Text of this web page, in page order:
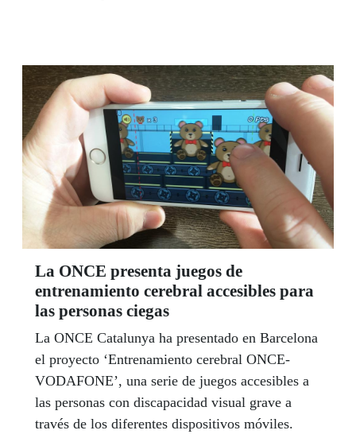
La ONCE presenta juegos de
entrenamiento cerebral accesibles para
las personas ciegas
La ONCE Catalunya ha presentado en Barcelona
el proyecto ‘Entrenamiento cerebral ONCE-
VODAFONE’, una serie de juegos accesibles a
las personas con discapacidad visual grave a
través de los diferentes dispositivos móviles.